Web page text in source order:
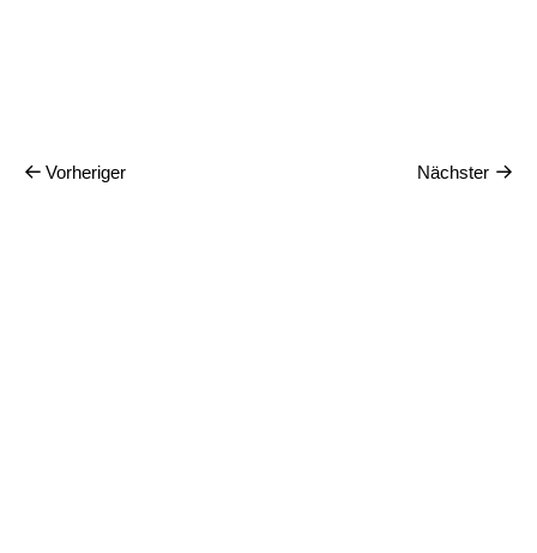
Vorheriger Nächster